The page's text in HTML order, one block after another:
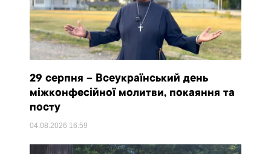
29 серпня – Всеукраїнський день
міжконфесійної молитви, покаяння та
посту
04.08.2026 16:59